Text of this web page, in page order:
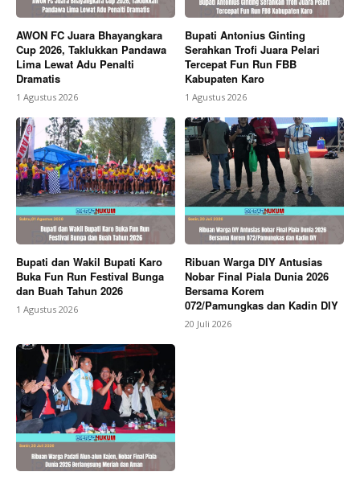
AWON FC Juara Bhayangkara
Cup 2026, Taklukkan Pandawa
Lima Lewat Adu Penalti
Dramatis
1 Agustus 2026
Bupati Antonius Ginting
Serahkan Trofi Juara Pelari
Tercepat Fun Run FBB
Kabupaten Karo
1 Agustus 2026
Bupati dan Wakil Bupati Karo
Buka Fun Run Festival Bunga
dan Buah Tahun 2026
1 Agustus 2026
Ribuan Warga DIY Antusias
Nobar Final Piala Dunia 2026
Bersama Korem
072/Pamungkas dan Kadin DIY
20 Juli 2026